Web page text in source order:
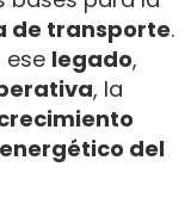
de transporte.
ese legado,
, la
del